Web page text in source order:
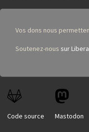
Vos dons nous
Soutenez-nous sur
Code source Mastodon